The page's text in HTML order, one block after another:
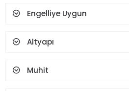
Yüz Tanıma Ve Parmak
Engelliye Uygun
Altyapı
Muhit